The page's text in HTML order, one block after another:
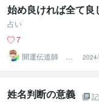
始め良ければ全て良
占い
7
開運伝道師 HE
RO
姓名判断の意義